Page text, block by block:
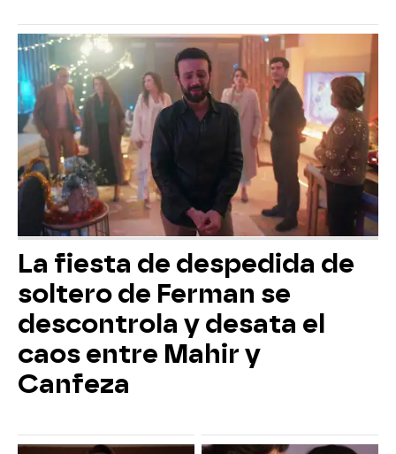
La fiesta de despedida de
soltero de Ferman se
descontrola y desata el
caos entre Mahir y
Canfeza